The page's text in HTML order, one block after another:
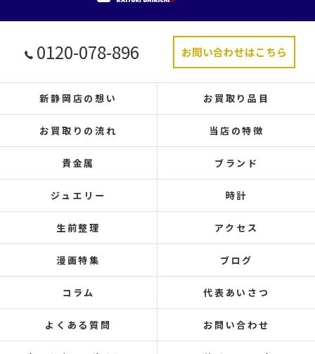
0120-078-896 お問い合わせはこちら
新静岡店の想い お買取り品目
お買取りの流れ 当店の特徴
貴金属 ブランド
ジュエリー 時計
生前整理 アクセス
漫画特集 ブログ
コラム 代表あいさつ
よくある質問 お問い合わせ